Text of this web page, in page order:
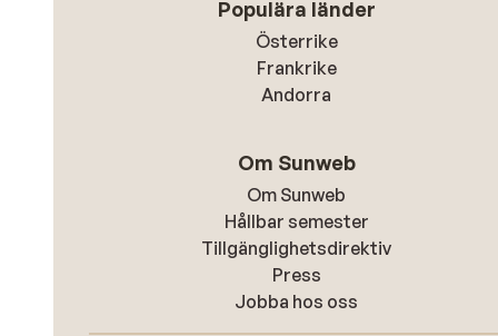
Populära länder
Österrike
Frankrike
Andorra
Om Sunweb
Om Sunweb
Hållbar semester
Tillgänglighetsdirektiv
Press
Jobba hos oss